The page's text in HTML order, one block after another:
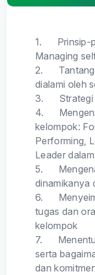
1.
Prinsip-
Managing
2.
dialami oleh
3.
4.
kelompok:
Performing,
Leader
5.
dinamikanya
6.
tugas dan
kelompok
7.
serta
dan